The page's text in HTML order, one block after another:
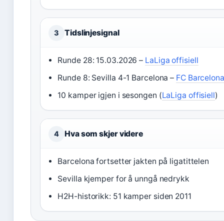
3 Tidslinjesignal
Runde 28: 15.03.2026 – LaLiga offisiell
Runde 8: Sevilla 4-1 Barcelona – FC Barcelona
10 kamper igjen i sesongen (LaLiga offisiell)
4 Hva som skjer videre
Barcelona fortsetter jakten på ligatittelen
Sevilla kjemper for å unngå nedrykk
H2H-historikk: 51 kamper siden 2011